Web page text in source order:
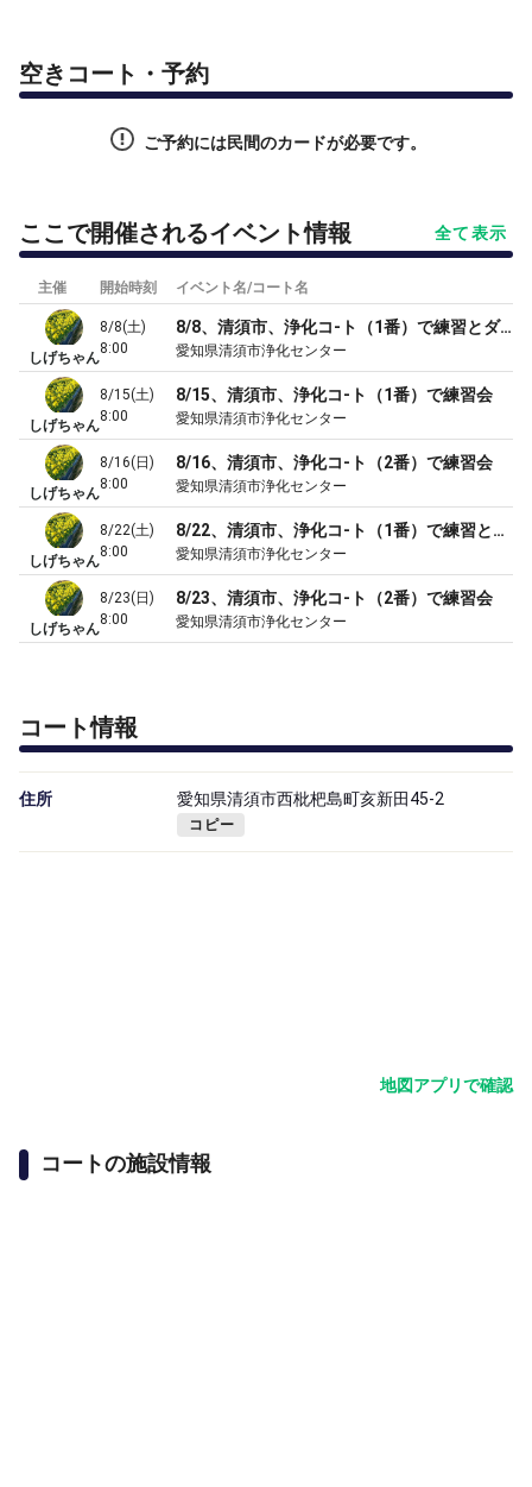
空きコート・予約
ご予約には民間のカードが必要です。
ここで開催されるイベント情報 全て表示
主催 開始時刻 イベント名/コート名
しげちゃん
8/8(土)
8:00
8/8、清須市、浄化コ-ト（1番）で練習とダブルスゲーム
愛知県清須市浄化センター
しげちゃん
8/15(土)
8:00
8/15、清須市、浄化コ-ト（1番）で練習会
愛知県清須市浄化センター
しげちゃん
8/16(日)
8:00
8/16、清須市、浄化コ-ト（2番）で練習会
愛知県清須市浄化センター
しげちゃん
8/22(土)
8:00
8/22、清須市、浄化コ-ト（1番）で練習とダブルスゲーム
愛知県清須市浄化センター
しげちゃん
8/23(日)
8:00
8/23、清須市、浄化コ-ト（2番）で練習会
愛知県清須市浄化センター
コート情報
住所 愛知県清須市西枇杷島町亥新田45-2
コピー
地図アプリで確認
コートの施設情報